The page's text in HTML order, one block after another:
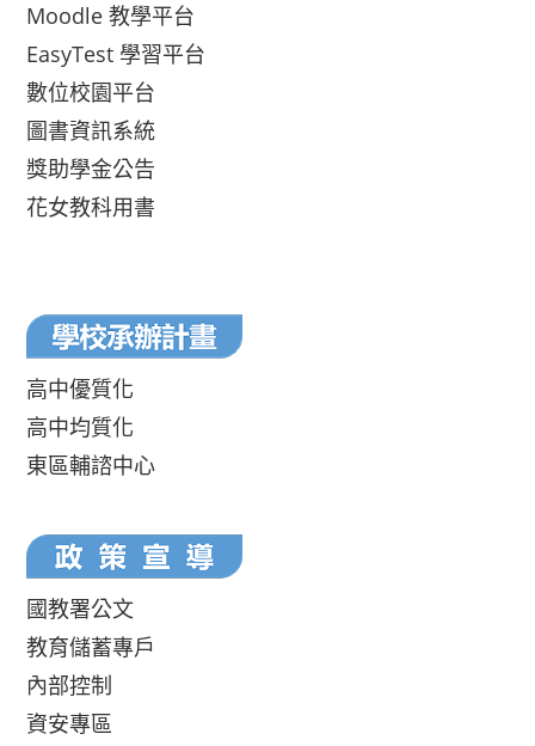
Moodle 教學平台
EasyTest 學習平台
數位校園平台
圖書資訊系統
獎助學金公告
花女教科用書
高中優質化
高中均質化
東區輔諮中心
國教署公文
教育儲蓄專戶
內部控制
資安專區